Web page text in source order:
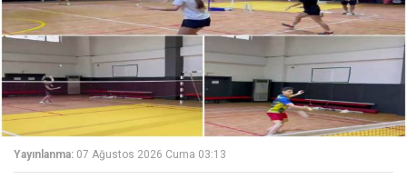
Yayınlanma: 07 Ağustos 2026 Cuma 03:13